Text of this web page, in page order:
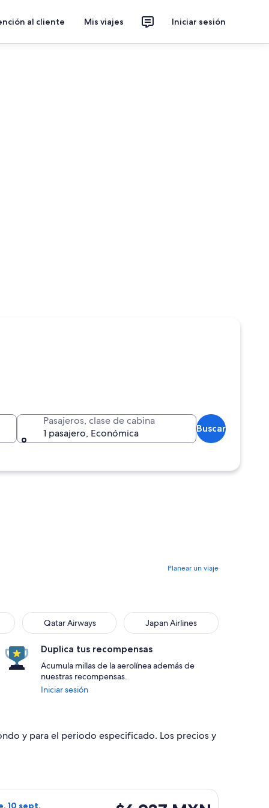
al cliente Mis viajes Iniciar sesión
Pasajeros, clase de cabina
1 pasajero, Económica
Buscar
Planear un viaje
Qatar Airways Japan Airlines
Duplica tus recompensas
Acumula millas de la aerolínea además de
nuestras recompensas.
Iniciar sesión
y para el periodo especificado. Los precios y
regreso el jue, 10 sept., con precio de $6,713 MXN.
10 sept.
de American Airlines, con salida el jue, 3 sept. desde